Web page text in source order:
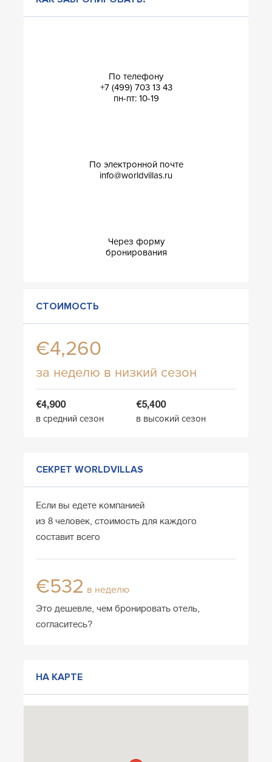
По телефону
+7 (499) 703 13 43
пн-пт: 10-19
По электронной почте
info@worldvillas.ru
Через форму
бронирования
СТОИМОСТЬ
€4,260
за неделю в низкий сезон
€4,900
в средний сезон
€5,400
в высокий сезон
СЕКРЕТ WORLDVILLAS
Если вы едете компанией
из 8 человек, стоимость для каждого
составит всего
€532 в неделю
Это дешевле, чем бронировать отель,
согласитесь?
НА КАРТЕ